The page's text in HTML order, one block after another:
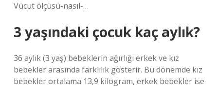
Vücut ölçüsü-nasıl-…
3 yaşındaki çocuk kaç aylık?
36 aylık (3 yaş) bebeklerin ağırlığı erkek ve kız
bebekler arasında farklılık gösterir. Bu dönemde kız
bebekler ortalama 13,9 kilogram, erkek bebekler ise